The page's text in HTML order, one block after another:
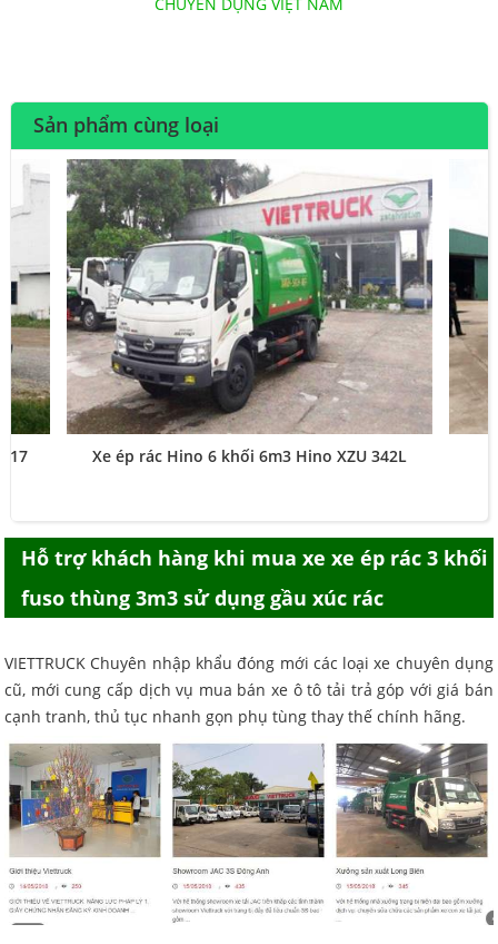
Sản phẩm cùng loại
Xe ép rác Hino 6 khối 6m3 Hino XZU 342L
Hỗ trợ khách hàng khi mua xe xe ép rác 3 khối
fuso thùng 3m3 sử dụng gầu xúc rác
VIETTRUCK Chuyên nhập khẩu đóng mới các loại xe chuyên dụng
cũ, mới cung cấp dịch vụ mua bán xe ô tô tải trả góp với giá bán
cạnh tranh, thủ tục nhanh gọn phụ tùng thay thế chính hãng.